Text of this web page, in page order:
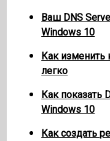
Ваш DNS
Windows 10
Как изменить
легко
Как показать
Windows 10
Как создать